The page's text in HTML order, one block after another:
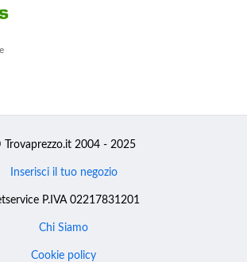
2004 - 2025
Inserisci il tuo negozio
P.IVA 02217831201
Chi Siamo
Cookie policy